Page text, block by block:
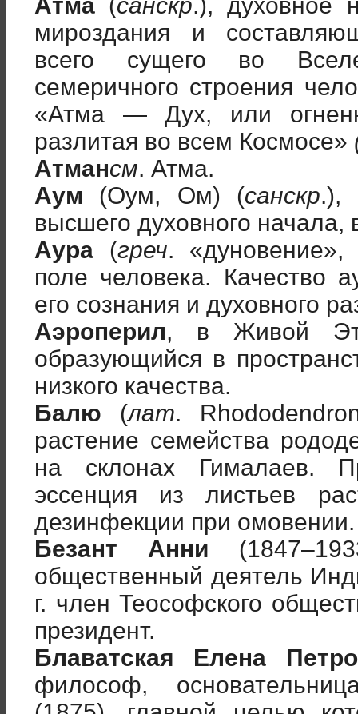
мироздания и
всего сущего во
семеричного строения
«Атма — Дух, или
разлитая во всем Космосе»
Атмансм. Атма.
Аум (Оум, Ом) (санскр.),
высшего духовного начала,
Аура (греч. «дуновение»,
поле человека. Качество
его сознания и духовного
Аэроперил, в Живой
образующийся в
низкого качества.
Балю (лат.
растение семейства
на склонах Гималаев.
эссенция из листьев
дезинфекции при омовении.
Безант Анни
общественный деятель
г. член Теософского
президент.
Блаватская Елена
философ,